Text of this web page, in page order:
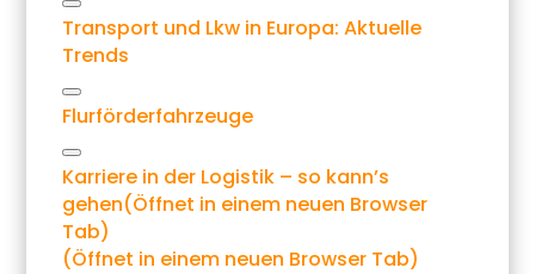
Link
kopieren
Transport und Lkw in Europa: Aktuelle
Trends
Link
kopieren
Flurförderfahrzeuge
Link
kopieren
Karriere in der Logistik – so kann’s
gehen(Öffnet in einem neuen Browser
Tab)
(Öffnet in einem neuen Browser Tab)